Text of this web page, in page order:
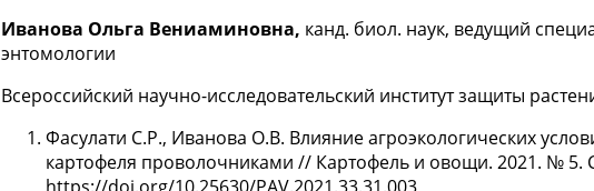
Иванова Ольга Вениаминовна, канд. биол. наук, ведущий
энтомологии
Всероссийский научно-исследовательский институт защиты
Фасулати С.Р., Иванова О.В. Влияние агроэкологических
картофеля проволочниками // Картофель и овощи. 2021. № 5.